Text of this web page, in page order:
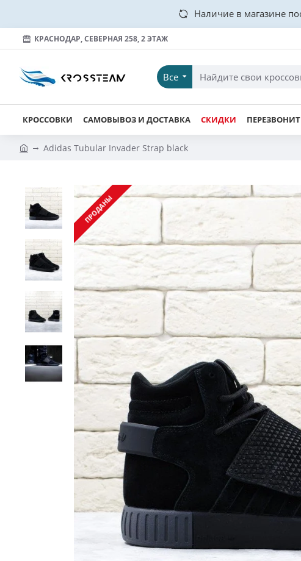
Наличие в магазине
КРАСНОДАР, СЕВЕРНАЯ 258, 2 ЭТАЖ
Все
КРОССОВКИ САМОВЫВОЗ И ДОСТАВКА СКИДКИ
Adidas Tubular Invader Strap black
ПРОДАНЫ